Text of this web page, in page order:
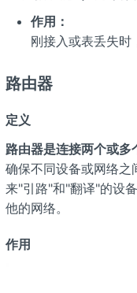
作用：
刚接入或表丢失时
路由器
定义
路由器是连接两个或多
确保不同设备或网络之
来"引路"和"翻译"的设
他的网络。
作用